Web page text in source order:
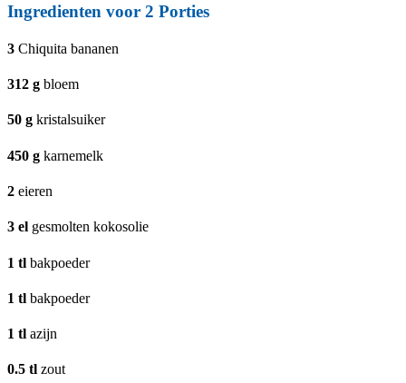
Ingredienten voor 2 Porties
3 Chiquita bananen
312 g bloem
50 g kristalsuiker
450 g karnemelk
2 eieren
3 el gesmolten kokosolie
1 tl bakpoeder
1 tl bakpoeder
1 tl azijn
0.5 tl zout